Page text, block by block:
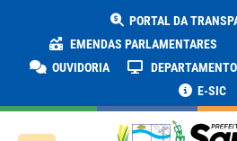
PORTAL DA
EMENDAS PARLAMENTARES
OUVIDORIA
E-SIC